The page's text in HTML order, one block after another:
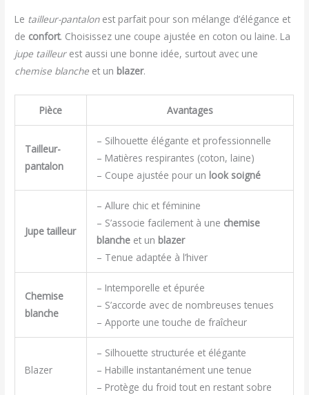
Le tailleur-pantalonest parfait pour son mélange d’élégance et
de confort. Choisissez une coupe ajustée en coton ou laine. La
jupe tailleurest aussi une bonne idée, surtout avec une
chemise blanche et un blazer.
Pièce Avantages
Tailleur-
pantalon
– Silhouette élégante et professionnelle
– Matières respirantes (coton, laine)
– Coupe ajustée pour un look soigné
Jupe tailleur
– Allure chic et féminine
– S’associe facilement à une chemise
blancheet un blazer
– Tenue adaptée à l’hiver
Chemise
blanche
– Intemporelle et épurée
– S’accorde avec de nombreuses tenues
– Apporte une touche de fraîcheur
Blazer
– Silhouette structurée et élégante
– Habille instantanément une tenue
– Protège du froid tout en restant sobre